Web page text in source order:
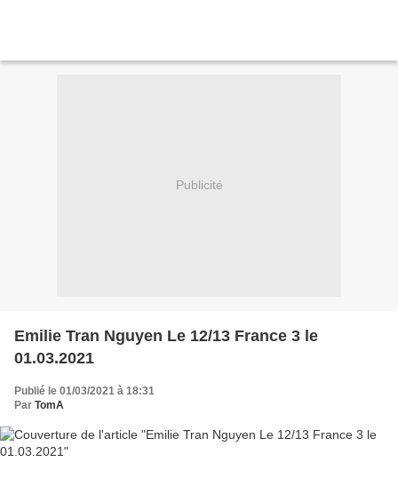
Publicité
Emilie Tran Nguyen Le 12/13 France 3 le
01.03.2021
Publié le 01/03/2021 à 18:31
Par TomA